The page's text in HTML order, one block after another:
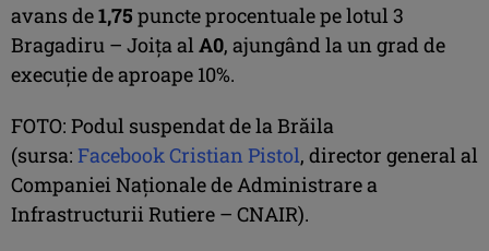
avans de1,75 puncte procentuale pe lotul 3
Bragadiru – Joița al A0, ajungând la un grad de
execuție de aproape 10%.
FOTO: Podul suspendat de la Brăila
(sursa: Facebook Cristian Pistol, director general al
Companiei Naționale de Administrare a
Infrastructurii Rutiere – CNAIR).